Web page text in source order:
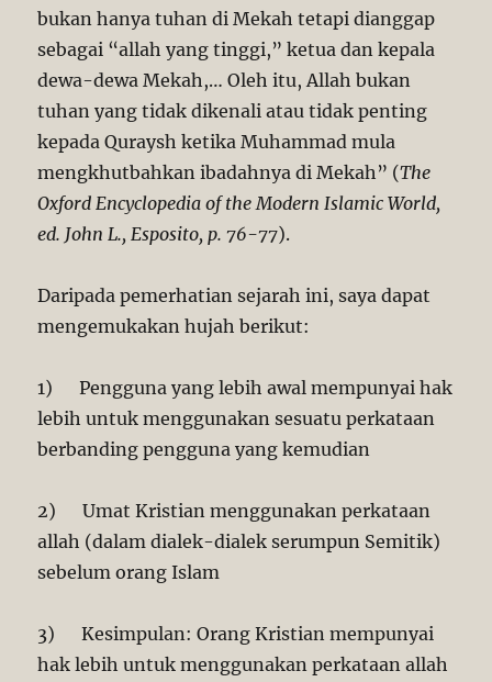
bukan hanya tuhan di Mekah tetapi dianggap
sebagai “allah yang tinggi,” ketua dan kepala
dewa-dewa Mekah,… Oleh itu, Allah bukan
tuhan yang tidak dikenali atau tidak penting
kepada Quraysh ketika Muhammad mula
mengkhutbahkan ibadahnya di Mekah” (The
Oxford Encyclopedia of the Modern Islamic World,
ed. John L., Esposito, p. 76-77).
Daripada pemerhatian sejarah ini, saya dapat
mengemukakan hujah berikut:
1) Pengguna yang lebih awal mempunyai hak
lebih untuk menggunakan sesuatu perkataan
berbanding pengguna yang kemudian
2) Umat Kristian menggunakan perkataan
allah (dalam dialek-dialek serumpun Semitik)
sebelum orang Islam
3) Kesimpulan: Orang Kristian mempunyai
hak lebih untuk menggunakan perkataan allah